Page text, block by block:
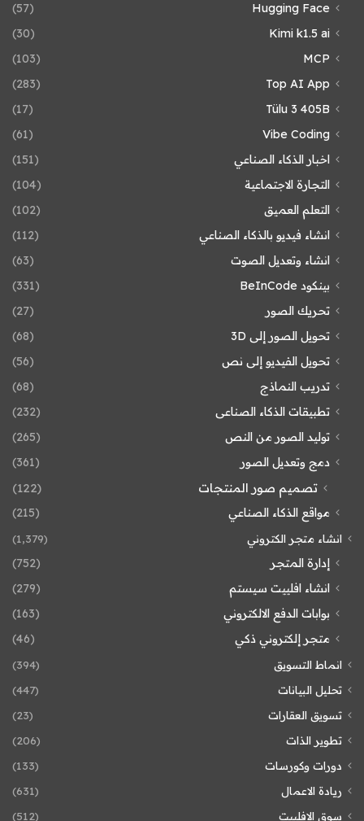
Hugging Face
(57)
Kimi k1.5 ai
(30)
MCP
(103)
Top AI App
(283)
Tülu 3 405B
(17)
Vibe Coding
(61)
اخبار الذكاء الصناعي
(151)
التجارة الاجتماعية
(104)
التعلم العميق
(102)
انشاء فيديو بالذكاء الصناعي
(112)
انشاء وتعديل الصوت
(63)
بينكود BeInCode
(331)
تحريك الصور
(27)
تحويل الصور إلى 3D
(68)
تحويل الفيديو إلى نص
(56)
تدريب النماذج
(68)
تطبيقات الذكاء الصناعى
(232)
توليد الصور من النص
(265)
دمج وتعديل الصور
(361)
تصميم صور المنتجات (122)
مواقع الذكاء الصناعي (215)
انشاء متجر الكتروني (1٬379)
إدارة المتجر
(752)
انشاء افلييت سيستم
(279)
بوابات الدفع الالكتروني
(163)
متجر إلكتروني ذكي
(46)
انماط التسويق
(394)
تحليل البيانات
(447)
تسويق العقارات
(23)
تطوير الذات
(206)
دورات وكورسات
(133)
ريادة الاعمال
(631)
سوق الافلييت
(512)